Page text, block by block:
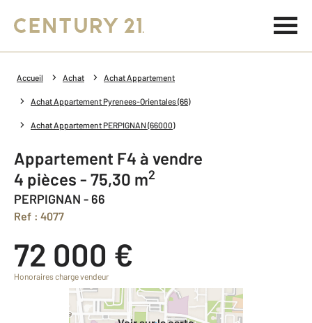
Accueil Achat Achat Appartement
Achat Appartement Pyrenees-Orientales (66)
Achat Appartement PERPIGNAN (66000)
Appartement F4 à vendre
4 pièces - 75,30 m2
PERPIGNAN - 66
Ref : 4077
72 000 €
Honoraires charge vendeur